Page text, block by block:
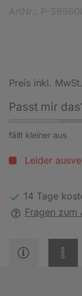
Preis inkl. MwSt.
Passt mir
fällt kleiner aus
Leider
14 Tage
Fragen zum